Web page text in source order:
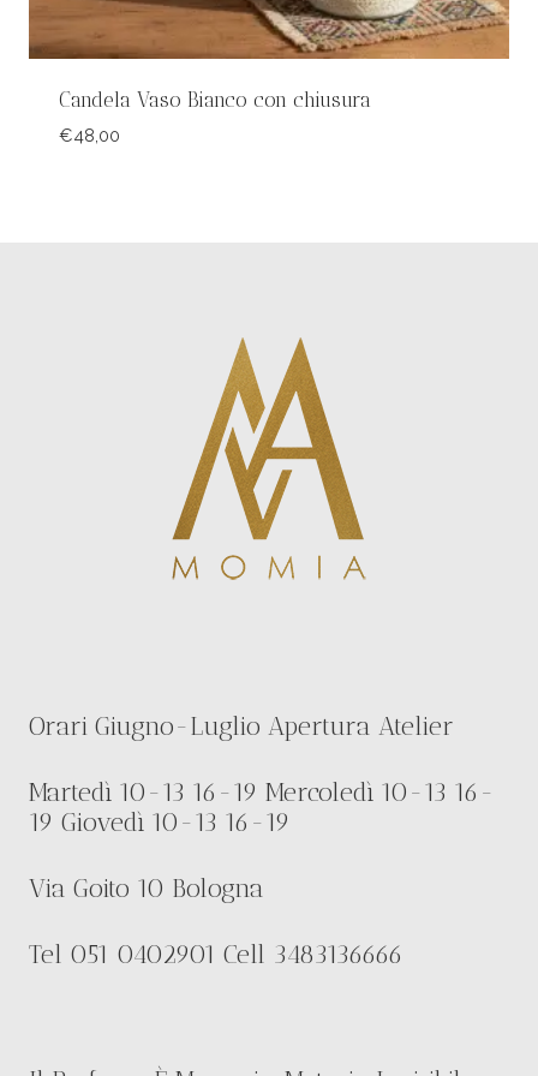
Candela Vaso Bianco con chiusura
€48,00
Orari Giugno-Luglio Apertura Atelier
Martedì 10-13 16-19 Mercoledì 10-13 16-
19 Giovedì 10-13 16-19
Via Goito 10 Bologna
Tel 051 0402901 Cell 3483136666